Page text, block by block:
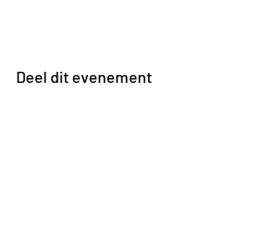
Deel dit evenement